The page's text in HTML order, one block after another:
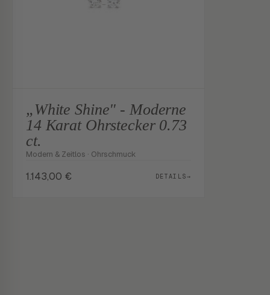
„White Shine" - Moderne
14 Karat Ohrstecker 0.73
ct.
Modern & Zeitlos · Ohrschmuck
1.143,00 € DETAILS→